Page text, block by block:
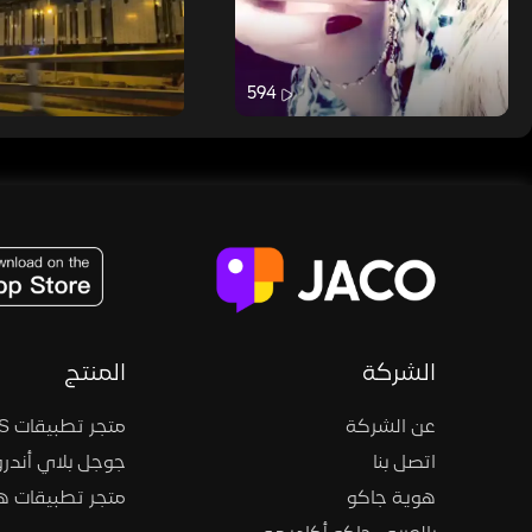
594
الشركة
عن الشركة
اتصل بنا
هوية جاكو
المنتج
متجر تطبيقات iOS
جوجل بلاي
متجر تطبيقات